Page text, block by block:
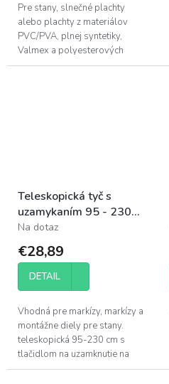
Pre stany, slnečné plachty
alebo plachty z materiálov
PVC/PVA, plnej syntetiky,
Valmex a polyesterových
tkanín. Šetrne odstraňuje
Teleskopická tyč s
uzamykaním 95 - 230
cm
Na dotaz
€28,89
DETAIL
Vhodná pre markízy, markízy a
montážne diely pre stany.
teleskopická 95-230 cm s
tlačidlom na uzamknutie na
napínanie slnečných plachiet